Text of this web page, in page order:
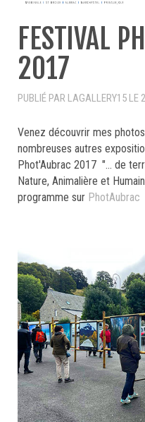
FESTIVAL
2017
PUBLIÉ PAR LAGALLERY15 LE
Venez découvrir mes
nombreuses autres
Phot'Aubrac 2017 "... de
Nature, Animalière et
programme sur PhotAubrac